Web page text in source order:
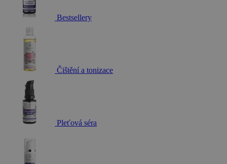
Bestsellery
Čištění a tonizace
Pleťová séra